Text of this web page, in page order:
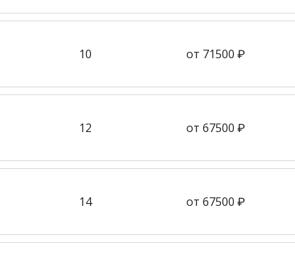
10 от 71500 ₽
12 от 67500 ₽
14 от 67500 ₽